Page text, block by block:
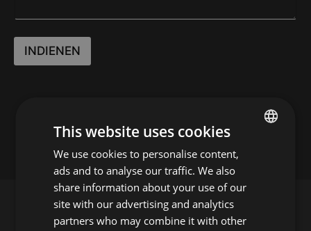
INDIENEN
This website uses cookies
We use cookies to personalise content,
ads and to analyse our traffic. We also
share information about your use of our
site with our advertising and analytics
partners who may combine it with other